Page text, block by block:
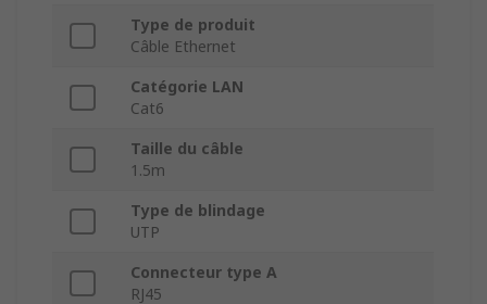
Type de produit
Câble Ethernet
Catégorie LAN
Cat6
Taille du câble
1.5m
Type de blindage
UTP
Connecteur type A
RJ45